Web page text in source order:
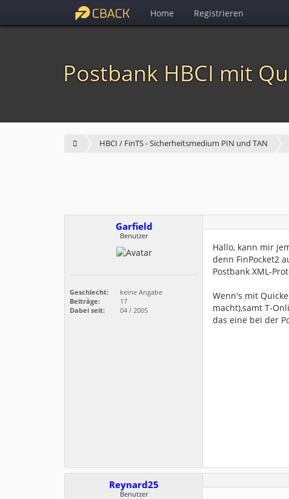
Home Registrieren
Postbank HBCI mit
HBCI / FinTS - Sicherheitsmedium PIN und TAN
Garfield
Benutzer
Geschlecht:
keine Angabe
Beiträge:
17
Dabei seit:
04 / 2005
Hallo, kann mir
denn FinPocket2
Postbank XML-
Wenn's mit
macht),samt T-
das eine bei der
Reynard25
Benutzer